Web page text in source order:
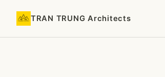
TRAN TRUNG Architects